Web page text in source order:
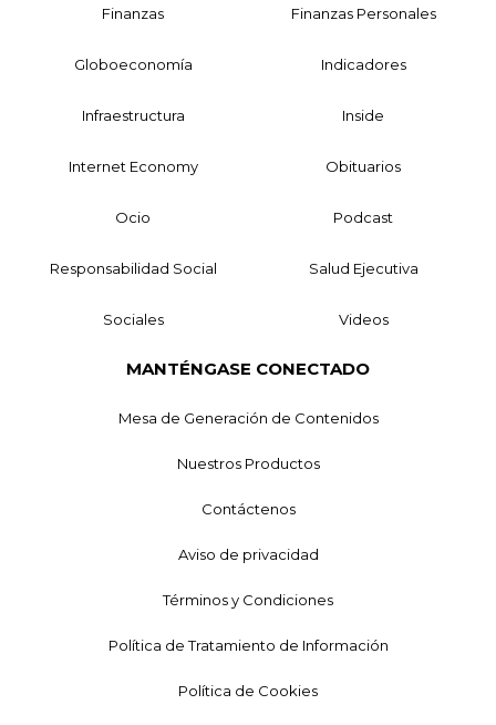
Finanzas Finanzas Personales
Globoeconomía Indicadores
Infraestructura Inside
Internet Economy Obituarios
Ocio Podcast
Responsabilidad Social Salud Ejecutiva
Sociales Videos
MANTÉNGASE CONECTADO
Mesa de Generación de Contenidos
Nuestros Productos
Contáctenos
Aviso de privacidad
Términos y Condiciones
Política de Tratamiento de Información
Política de Cookies